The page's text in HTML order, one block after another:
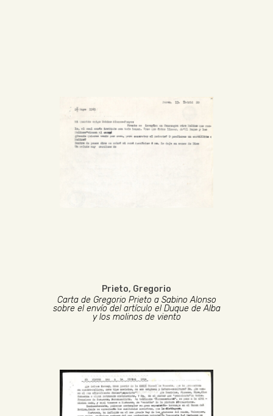
Prieto, Gregorio
Carta de Gregorio Prieto a Sabino Alonso
sobre el envío del artículo el Duque de Alba
y los molinos de viento